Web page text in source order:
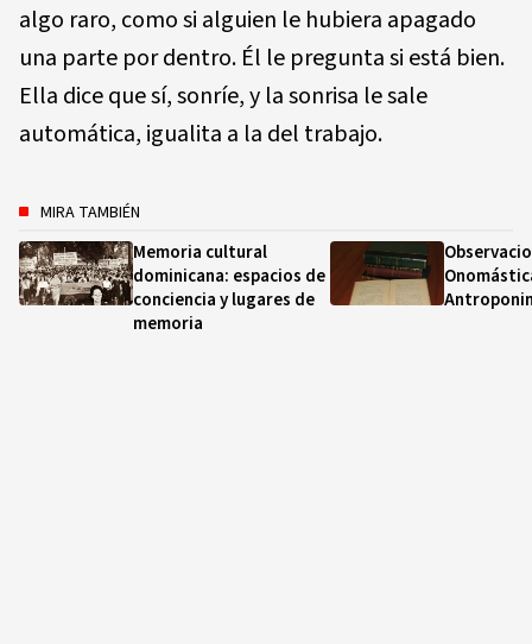
algo raro, como si alguien le hubiera apagado
una parte por dentro. Él le pregunta si está bien.
Ella dice que sí, sonríe, y la sonrisa le sale
automática, igualita a la del trabajo.
MIRA TAMBIÉN
Memoria cultural
dominicana: espacios de
conciencia y lugares de
memoria